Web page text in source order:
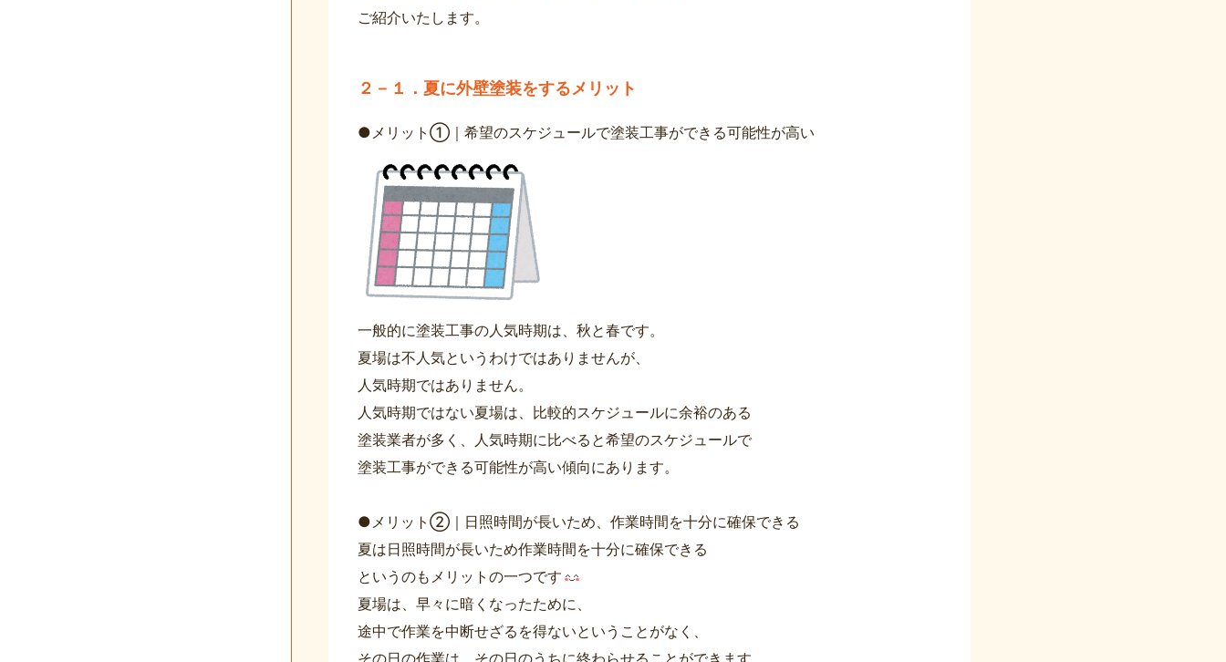
ご紹介いたします。
２－１．夏に外壁塗装をするメリット
●メリット①｜希望のスケジュールで塗装工事ができる可能性が高い
一般的に塗装工事の人気時期は、秋と春です。
夏場は不人気というわけではありませんが、
人気時期ではありません。
人気時期ではない夏場は、比較的スケジュールに余裕のある
塗装業者が多く、人気時期に比べると希望のスケジュールで
塗装工事ができる可能性が高い傾向にあります。
●メリット②｜日照時間が長いため、作業時間を十分に確保できる
夏は日照時間が長いため作業時間を十分に確保できる
というのもメリットの一つです
夏場は、早々に暗くなったために、
途中で作業を中断せざるを得ないということがなく、